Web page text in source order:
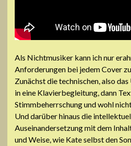
Als Nichtmusiker kann ich nur
Anforderungen bei jedem Cover
Zunächst die technischen, also
in eine Klavierbegleitung, dann
Stimmbeherrschung und wohl
Und darüber hinaus die
Auseinandersetzung mit dem
und Weise, wie Kate selbst den